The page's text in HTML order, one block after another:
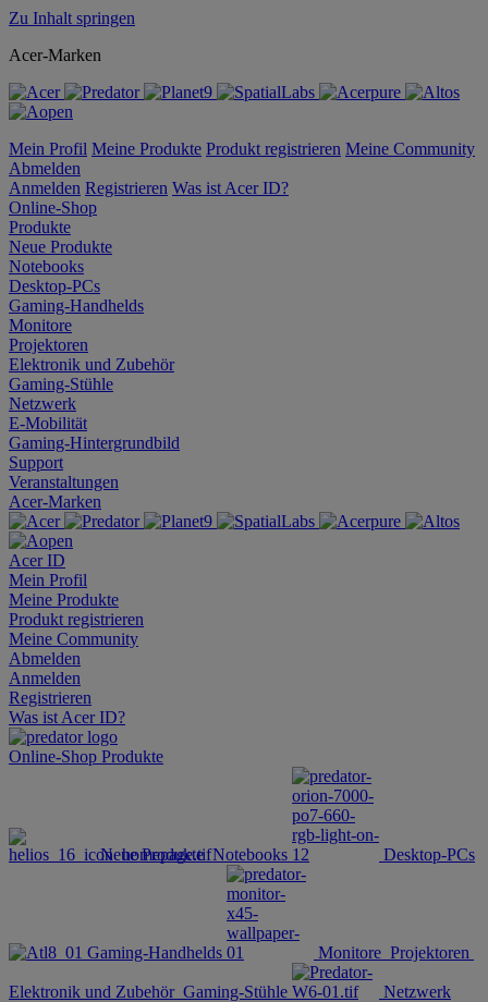
Zu Inhalt springen
Acer-Marken
Mein Profil Meine Produkte Produkt registrieren Meine Community
Abmelden
Anmelden Registrieren Was ist Acer ID?
Online-Shop
Produkte
Neue Produkte
Notebooks
Desktop-PCs
Gaming-Handhelds
Monitore
Projektoren
Elektronik und Zubehör
Gaming-Stühle
Netzwerk
E-Mobilität
Gaming-Hintergrundbild
Support
Veranstaltungen
Acer-Marken
Acer ID
Mein Profil
Meine Produkte
Produkt registrieren
Meine Community
Abmelden
Anmelden
Registrieren
Was ist Acer ID?
Online-Shop Produkte
Neue Produkte Notebooks Desktop-PCs
Gaming-Handhelds Monitore Projektoren
Elektronik und Zubehör Gaming-Stühle Netzwerk